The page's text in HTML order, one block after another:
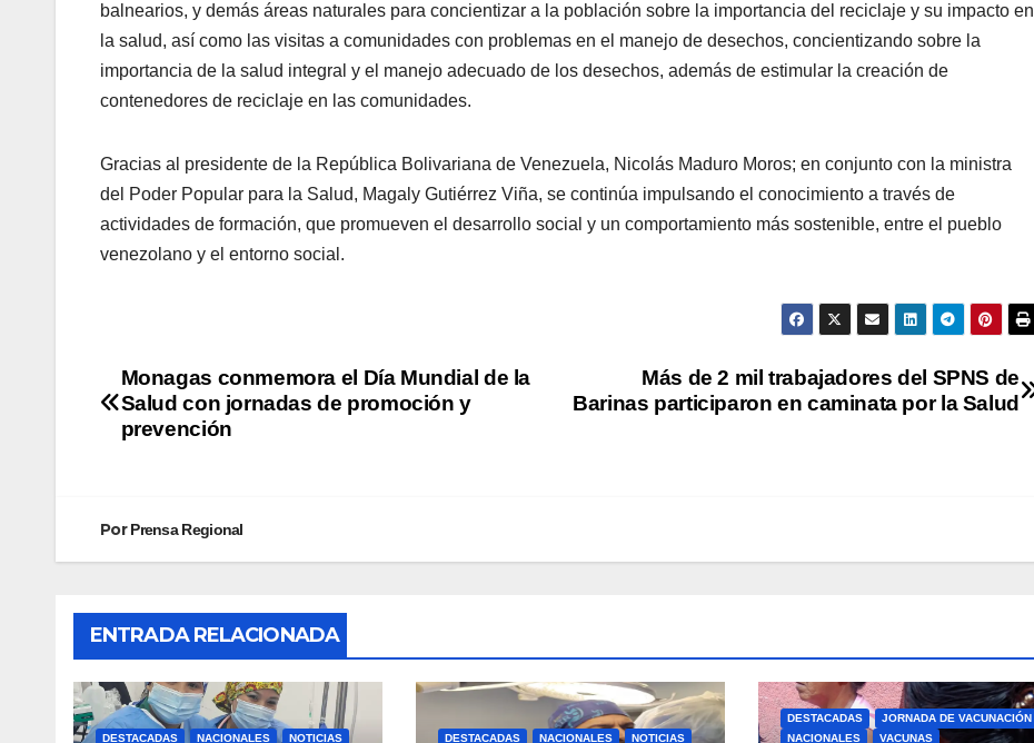
balnearios, y demás áreas naturales para concientizar a la población sobre la importancia del reciclaje y su impacto en
la salud, así como las visitas a comunidades con problemas en el manejo de desechos, concientizando sobre la
importancia de la salud integral y el manejo adecuado de los desechos, además de estimular la creación de
contenedores de reciclaje en las comunidades.
Gracias al presidente de la República Bolivariana de Venezuela, Nicolás Maduro Moros; en conjunto con la ministra
del Poder Popular para la Salud, Magaly Gutiérrez Viña, se continúa impulsando el conocimiento a través de
actividades de formación, que promueven el desarrollo social y un comportamiento más sostenible, entre el pueblo
venezolano y el entorno social.
Más de 2 mil trabajadores del SPNS de
Barinas participaron en caminata por la Salud
Monagas conmemora el Día Mundial de la
Salud con jornadas de promoción y
prevención
PorPrensa Regional
ENTRADA RELACIONADA
DESTACADAS NACIONALES NOTICIAS DESTACADAS NACIONALES NOTICIAS
DESTACADAS
JORNADA DE VACUNACIÓN
NACIONALES
VACUNAS